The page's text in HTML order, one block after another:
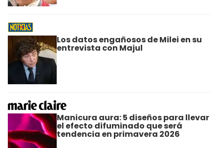
Los datos engañosos de Milei en su
entrevista con Majul
Manicura aura: 5 diseños para llevar
el efecto difuminado que será
tendencia en primavera 2026